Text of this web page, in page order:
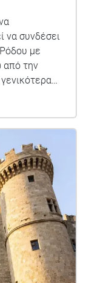
να συνδέσει
με
από την
της Ζωής,
υπήρξε
χρώμα»,
κινδυνεύει